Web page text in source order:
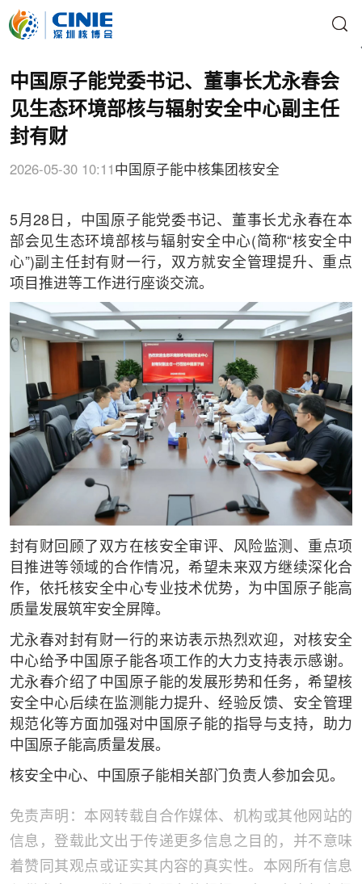
中国原子能党委书记、董事长尤永春会
见生态环境部核与辐射安全中心副主任
封有财
2026-05-30 10:11 中国原子能中核集团核安全
5月28日，中国原子能党委书记、董事长尤永春在本
部会见生态环境部核与辐射安全中心(简称“核安全中
心”)副主任封有财一行，双方就安全管理提升、重点
项目推进等工作进行座谈交流。
封有财回顾了双方在核安全审评、风险监测、重点项
目推进等领域的合作情况，希望未来双方继续深化合
作，依托核安全中心专业技术优势，为中国原子能高
质量发展筑牢安全屏障。
尤永春对封有财一行的来访表示热烈欢迎，对核安全
中心给予中国原子能各项工作的大力支持表示感谢。
尤永春介绍了中国原子能的发展形势和任务，希望核
安全中心后续在监测能力提升、经验反馈、安全管理
规范化等方面加强对中国原子能的指导与支持，助力
中国原子能高质量发展。
核安全中心、中国原子能相关部门负责人参加会见。
免责声明：本网转载自合作媒体、机构或其他网站的
信息，登载此文出于传递更多信息之目的，并不意味
着赞同其观点或证实其内容的真实性。本网所有信息